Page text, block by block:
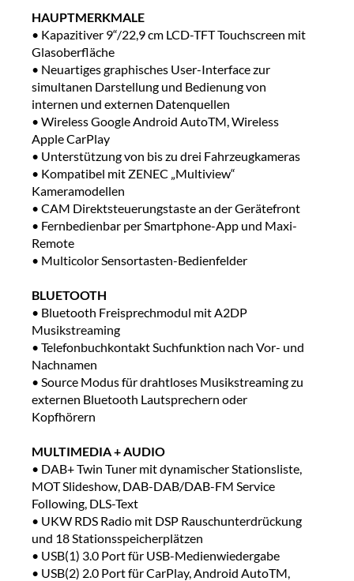
HAUPTMERKMALE
• Kapazitiver 9“/22,9 cm LCD-TFT Touchscreen mit
Glasoberfläche
• Neuartiges graphisches User-Interface zur
simultanen Darstellung und Bedienung von
internen und externen Datenquellen
• Wireless Google Android AutoTM, Wireless
Apple CarPlay
• Unterstützung von bis zu drei Fahrzeugkameras
• Kompatibel mit ZENEC „Multiview“
Kameramodellen
• CAM Direktsteuerungstaste an der Gerätefront
• Fernbedienbar per Smartphone-App und Maxi-
Remote
• Multicolor Sensortasten-Bedienfelder
BLUETOOTH
• Bluetooth Freisprechmodul mit A2DP
Musikstreaming
• Telefonbuchkontakt Suchfunktion nach Vor- und
Nachnamen
• Source Modus für drahtloses Musikstreaming zu
externen Bluetooth Lautsprechern oder
Kopfhörern
MULTIMEDIA + AUDIO
• DAB+ Twin Tuner mit dynamischer Stationsliste,
MOT Slideshow, DAB-DAB/DAB-FM Service
Following, DLS-Text
• UKW RDS Radio mit DSP Rauschunterdrückung
und 18 Stationsspeicherplätzen
• USB(1) 3.0 Port für USB-Medienwiedergabe
• USB(2) 2.0 Port für CarPlay, Android AutoTM,